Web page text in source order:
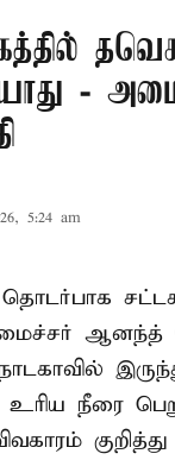
-
5:24 am
தொடர்பாக
ஆனந்த்
உரிய நீரை
குறித்து